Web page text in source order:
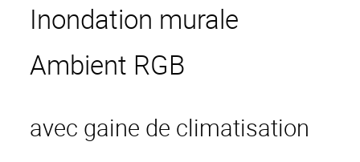
Page d'accueil
Inondation murale
Ambient RGB
avec gaine de climatisation